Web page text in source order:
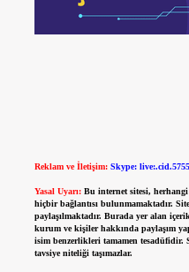
Reklam ve İletişim: Skype:
Yasal Uyarı: Bu internet sitesi,
hiçbir bağlantısı bulunmamaktadır.
paylaşılmaktadır. Burada yer alan
kurum ve kişiler hakkında paylaşım
isim benzerlikleri tamamen
tavsiye niteliği taşımazlar.